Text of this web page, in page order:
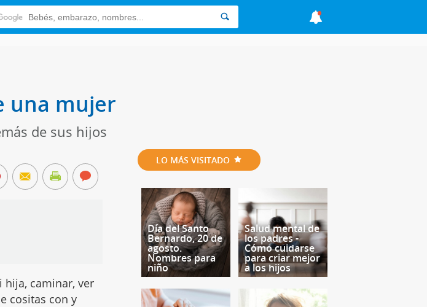
una mujer
de sus hijos
hija, caminar, ver
cositas con y
LO MÁS VISITADO
Día del Santo
Bernardo, 20 de
agosto.
Nombres para
niño
Salud mental de
los padres -
Cómo cuidarse
para criar mejor
a los hijos